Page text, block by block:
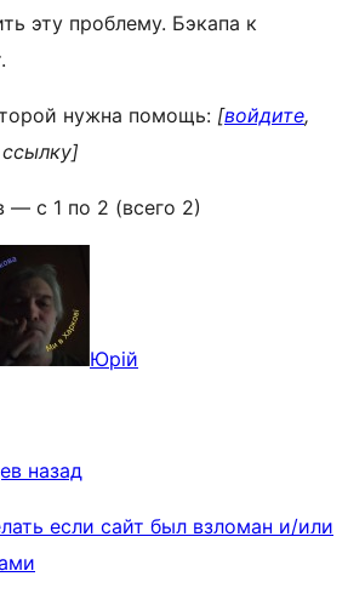
эту проблему. Бэкапа к
нужна помощь: [войдите,
— с 1 по 2 (всего 2)
Юрій
назад
если сайт был взломан и/или